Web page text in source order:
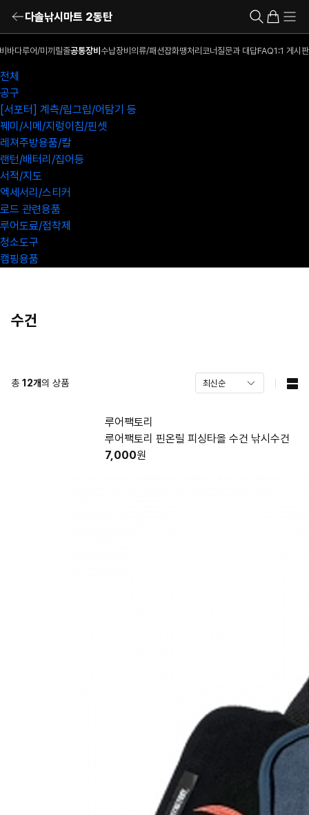
다솔낚시마트 2동탄
바다루어/미끼 릴줄공통장비 수납장비 의류/패션잡화땡처리코너 질문과 대답FAQ1:1 게시판
전체
공구
[서포터] 계측/립그립/어탐기 등
꿰미/시메/지렁이침/핀셋
레져주방용품/칼
랜턴/배터리/집어등
서적/지도
엑세서리/스티커
로드 관련용품
루어도료/접착제
청소도구
캠핑용품
수건
총 12개의 상품
루어팩토리
루어팩토리 핀온릴 피싱타올 수건 낚시수건
7,000원